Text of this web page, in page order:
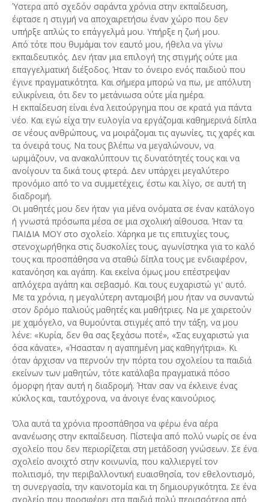
Ύστερα από σχεδόν σαράντα χρόνια στην εκπαίδευση,
έφτασε η στιγμή να αποχαιρετήσω έναν χώρο που δεν
υπήρξε απλώς το επάγγελμά μου. Υπήρξε η ζωή μου.
Από τότε που θυμάμαι τον εαυτό μου, ήθελα να γίνω
εκπαιδευτικός. Δεν ήταν μια επιλογή της στιγμής ούτε μια
επαγγελματική διέξοδος. Ήταν το όνειρο ενός παιδιού που
έγινε πραγματικότητα. Και σήμερα μπορώ να πω, με απόλυτη
ειλικρίνεια, ότι δεν το μετάνιωσα ούτε μία ημέρα.
Η εκπαίδευση είναι ένα λειτούργημα που σε κρατά για πάντα
νέο. Και εγώ είχα την ευλογία να εργάζομαι καθημερινά δίπλα
σε νέους ανθρώπους, να μοιράζομαι τις αγωνίες, τις χαρές και
τα όνειρά τους. Να τους βλέπω να μεγαλώνουν, να
ωριμάζουν, να ανακαλύπτουν τις δυνατότητές τους και να
ανοίγουν τα δικά τους φτερά. Δεν υπάρχει μεγαλύτερο
προνόμιο από το να συμμετέχεις, έστω και λίγο, σε αυτή τη
διαδρομή.
Οι μαθητές μου δεν ήταν για μένα ονόματα σε έναν κατάλογο
ή γνωστά πρόσωπα μέσα σε μια σχολική αίθουσα. Ήταν τα
ΠΑΙΔΙΑ ΜΟΥ στο σχολείο. Χάρηκα με τις επιτυχίες τους,
στενοχωρήθηκα στις δυσκολίες τους, αγωνίστηκα για το καλό
τους και προσπάθησα να σταθώ δίπλα τους με ενδιαφέρον,
κατανόηση και αγάπη. Και εκείνα όμως μου επέστρεψαν
απλόχερα αγάπη και σεβασμό. Και τους ευχαριστώ γι' αυτό.
Με τα χρόνια, η μεγαλύτερη ανταμοιβή μου ήταν να συναντώ
στον δρόμο παλιούς μαθητές και μαθήτριες. Να με χαιρετούν
με χαμόγελο, να θυμούνται στιγμές από την τάξη, να μου
λένε: «Κυρία, δεν θα σας ξεχάσω ποτέ», «Σας ευχαριστώ για
όσα κάνατε», «Ήσασταν η αγαπημένη μας καθηγήτρια». Κι
όταν άρχισαν να περνούν την πόρτα του σχολείου τα παιδιά
εκείνων των μαθητών, τότε κατάλαβα πραγματικά πόσο
όμορφη ήταν αυτή η διαδρομή. Ήταν σαν να έκλεινε ένας
κύκλος και, ταυτόχρονα, να άνοιγε ένας καινούριος.
Όλα αυτά τα χρόνια προσπάθησα να φέρω ένα αέρα
ανανέωσης στην εκπαίδευση. Πίστεψα από πολύ νωρίς σε ένα
σχολείο που δεν περιορίζεται στη μετάδοση γνώσεων. Σε ένα
σχολείο ανοιχτό στην κοινωνία, που καλλιεργεί τον
πολιτισμό, την περιβαλλοντική ευαισθησία, τον εθελοντισμό,
τη συνεργασία, την καινοτομία και τη δημιουργικότητα. Σε ένα
σχολείο που προσφέρει στα παιδιά πολύ περισσότερα από